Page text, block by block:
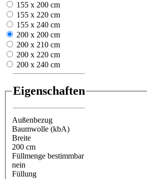
155 x 200 cm
155 x 220 cm
155 x 240 cm
200 x 200 cm
200 x 210 cm
200 x 220 cm
200 x 240 cm
Eigenschaften
Außenbezug
Baumwolle (kbA)
Breite
200 cm
Füllmenge bestimmbar
nein
Füllung